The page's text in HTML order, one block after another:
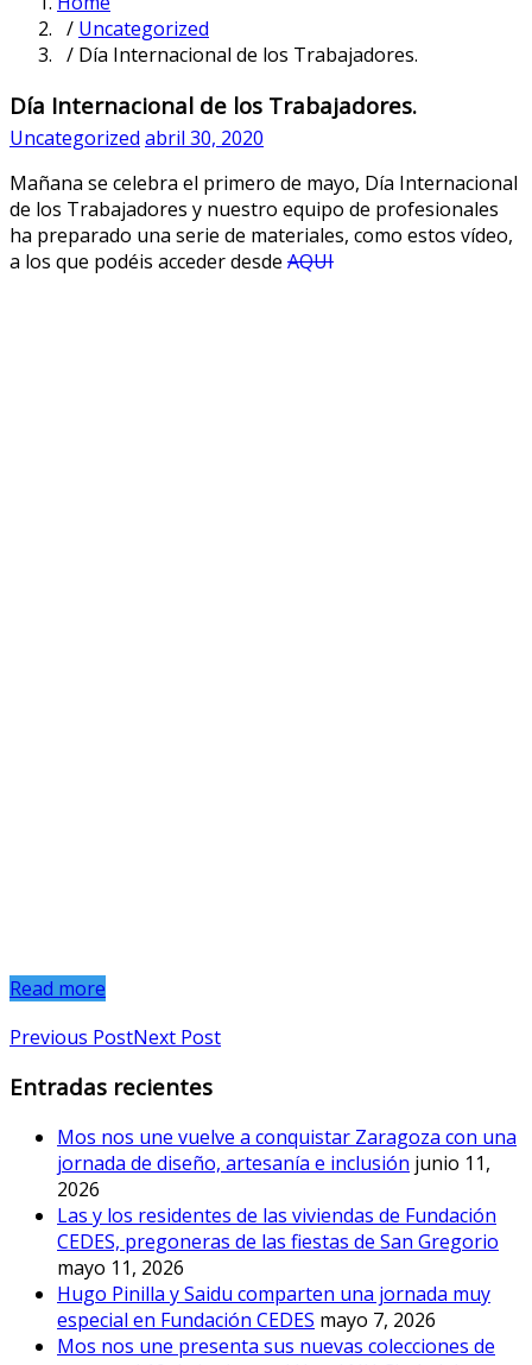
/ Uncategorized
/ Día Internacional de los Trabajadores.
Día Internacional de los Trabajadores.
Uncategorized abril 30, 2020
Mañana se celebra el primero de mayo, Día Internacional
de los Trabajadores y nuestro equipo de profesionales
ha preparado una serie de materiales, como estos vídeo,
a los que podéis acceder desde AQUI
Read more
Previous PostNext Post
Entradas recientes
Mos nos une vuelve a conquistar Zaragoza con una
jornada de diseño, artesanía e inclusión junio 11,
2026
Las y los residentes de las viviendas de Fundación
CEDES, pregoneras de las fiestas de San Gregorio
mayo 11, 2026
Hugo Pinilla y Saidu comparten una jornada muy
especial en Fundación CEDES mayo 7, 2026
Mos nos une presenta sus nuevas colecciones de